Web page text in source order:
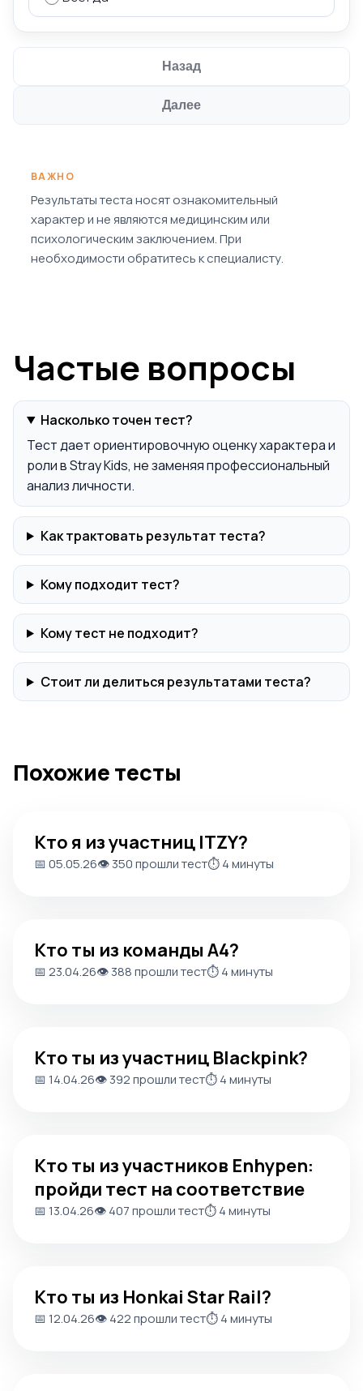
Назад
Далее
ВАЖНО
Результаты теста носят ознакомительный
характер и не являются медицинским или
психологическим заключением. При
необходимости обратитесь к специалисту.
Частые вопросы
Насколько точен тест?
Тест дает ориентировочную оценку характера и
роли в Stray Kids, не заменяя профессиональный
анализ личности.
Как трактовать результат теста?
Кому подходит тест?
Кому тест не подходит?
Стоит ли делиться результатами теста?
Похожие тесты
Кто я из участниц ITZY?
📅 05.05.26👁️ 350 прошли тест⏱️ 4 минуты
Кто ты из команды А4?
📅 23.04.26👁️ 388 прошли тест⏱️ 4 минуты
Кто ты из участниц Blackpink?
📅 14.04.26👁️ 392 прошли тест⏱️ 4 минуты
Кто ты из участников Enhypen:
пройди тест на соответствие
📅 13.04.26👁️ 407 прошли тест⏱️ 4 минуты
Кто ты из Honkai Star Rail?
📅 12.04.26👁️ 422 прошли тест⏱️ 4 минуты